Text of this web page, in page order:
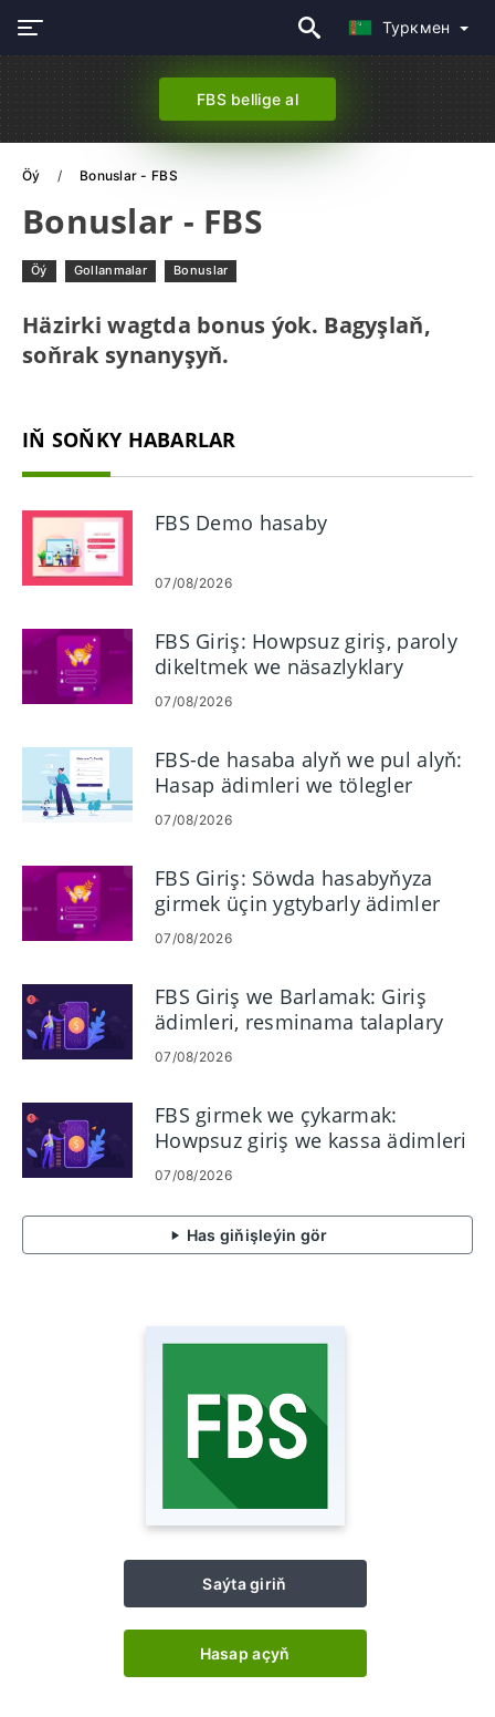
Туркмен
FBS bellige al
Öý Bonuslar - FBS
Bonuslar - FBS
Öý Gollanmalar Bonuslar
Häzirki wagtda bonus ýok. Bagyşlaň,
soňrak synanyşyň.
IŇ SOŇKY HABARLAR
FBS Demo hasaby
07/08/2026
FBS Giriş: Howpsuz giriş, paroly
dikeltmek we näsazlyklary
düzetmek
07/08/2026
FBS-de hasaba alyň we pul alyň:
Hasap ädimleri we tölegler
07/08/2026
FBS Giriş: Söwda hasabyňyza
girmek üçin ygtybarly ädimler
07/08/2026
FBS Giriş we Barlamak: Giriş
ädimleri, resminama talaplary
07/08/2026
FBS girmek we çykarmak:
Howpsuz giriş we kassa ädimleri
07/08/2026
Has giňişleýin gör
Saýta giriň
Hasap açyň